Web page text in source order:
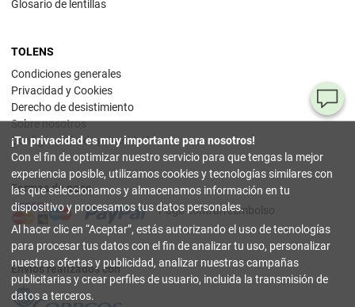
Glosario de lentillas
TOLENS
Condiciones generales
Privacidad y Cookies
Derecho de desistimiento
Sobre nosotros
Configuración de privacidad
Formas de pago
Pago contrarreembolso
Envíos realizados con
¡Tu privacidad es muy importante para nosotros!
Con el fin de optimizar nuestro servicio para que tengas la mejor
experiencia posible, utilizamos cookies y tecnologías similares con
las que seleccionamos y almacenamos información en tu
dispositivo y procesamos tus datos personales.
Al hacer clic en Aceptar , estás autorizando el uso de tecnologías
para procesar tus datos con el fin de analizar tu uso, personalizar
nuestras ofertas y publicidad, analizar nuestras campañas
publicitarias y crear perfiles de usuario, incluida la transmisión de
datos a terceros.